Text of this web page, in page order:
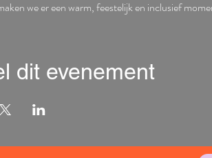
we er een warm, feestelijk en inclusief
dit evenement